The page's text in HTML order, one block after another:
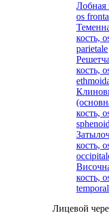
Лобная
os
кость,
parietale
кость,
кость,
кость,
кость,
Лицевой